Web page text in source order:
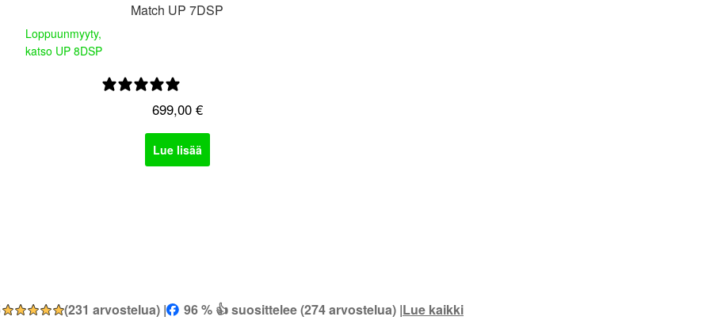
Match UP 7DSP
Loppuunmyyty,
katso UP 8DSP
699,00 €
Lue lisää
(231 arvostelua) | 96 % 👍 suosittelee (274 arvostelua) |Lue kaikki